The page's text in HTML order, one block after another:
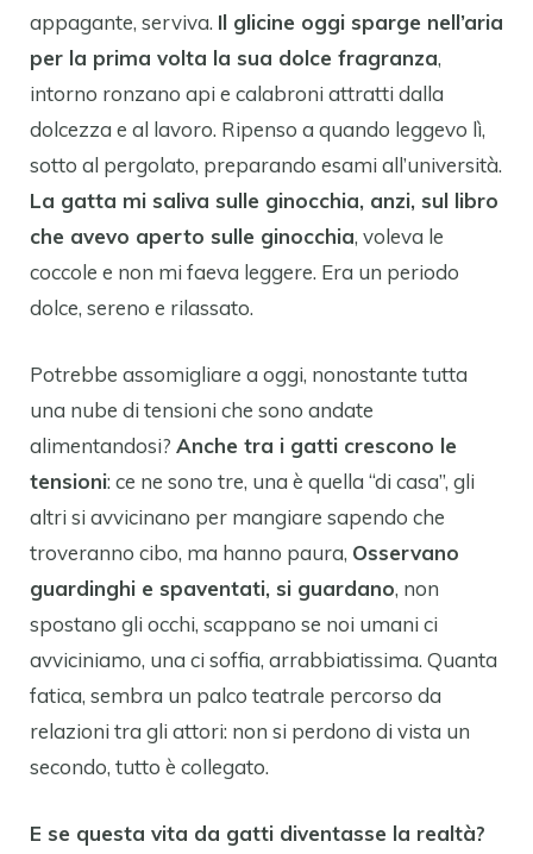
appagante, serviva. Il glicine oggi sparge nell’aria
per la prima volta la sua dolce fragranza,
intorno ronzano api e calabroni attratti dalla
dolcezza e al lavoro. Ripenso a quando leggevo lì,
sotto al pergolato, preparando esami all’università.
La gatta mi saliva sulle ginocchia, anzi, sul libro
che avevo aperto sulle ginocchia, voleva le
coccole e non mi faeva leggere. Era un periodo
dolce, sereno e rilassato.
Potrebbe assomigliare a oggi, nonostante tutta
una nube di tensioni che sono andate
alimentandosi? Anche tra i gatti crescono le
tensioni: ce ne sono tre, una è quella “di casa”, gli
altri si avvicinano per mangiare sapendo che
troveranno cibo, ma hanno paura, Osservano
guardinghi e spaventati, si guardano, non
spostano gli occhi, scappano se noi umani ci
avviciniamo, una ci soffia, arrabbiatissima. Quanta
fatica, sembra un palco teatrale percorso da
relazioni tra gli attori: non si perdono di vista un
secondo, tutto è collegato.
E se questa vita da gatti diventasse la realtà?